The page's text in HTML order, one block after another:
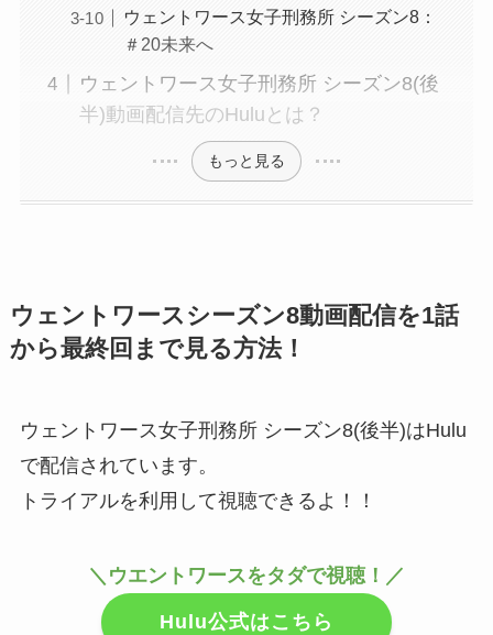
ウェントワース女子刑務所 シーズン8：
＃20未来へ
ウェントワース女子刑務所 シーズン8(後
半)動画配信先のHuluとは？
もっと見る
ウェントワースシーズン8動画配信を1話
から最終回まで見る方法！
ウェントワース女子刑務所 シーズン8(後半)はHulu
で配信されています。
トライアルを利用して視聴できるよ！！
＼ウエントワースをタダで視聴！／
Hulu公式はこちら